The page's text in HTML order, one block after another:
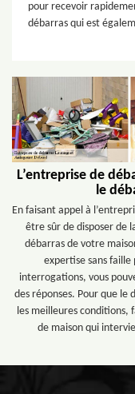
pour recevoir
débarras qui est
L’entreprise de
le
En faisant appel à
être sûr de disposer de
débarras de votre
expertise sans faille
interrogations, vous
des réponses. Pour que le
les meilleures conditions,
de maison qui